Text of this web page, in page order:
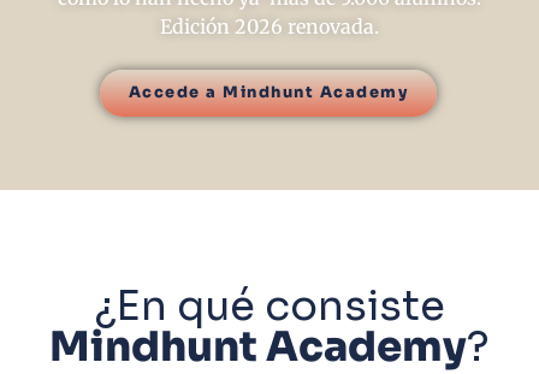
Edición 2026 renovada.
Accede a Mindhunt Academy
¿En qué consiste
Mindhunt Academy?